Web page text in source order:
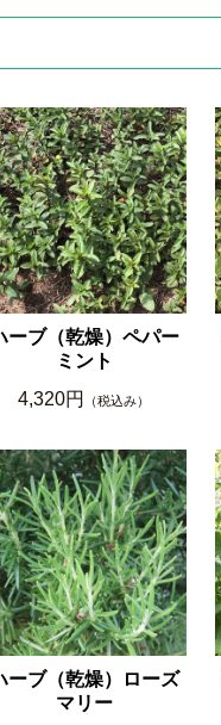
ーブ（乾燥）ペパー
ミント
4,320円
（税込み）
ーブ（乾燥）ローズ
マリー